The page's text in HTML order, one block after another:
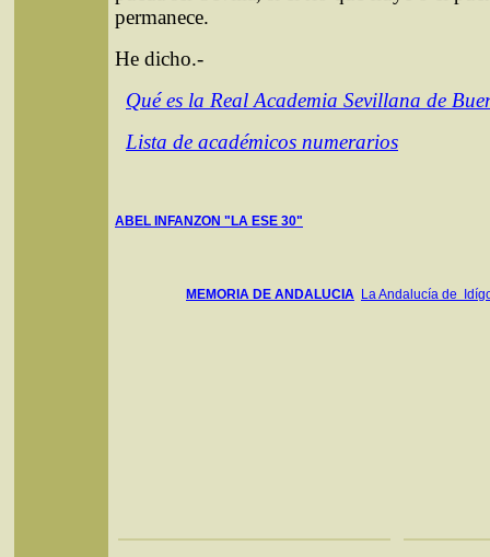
permanece.
He dicho.-
Qué es la Real Academia Sevillana de
Lista de académicos numerarios
ABEL INFANZON "LA ESE 30"
MEMORIA DE ANDALUCIA La Andalucía de